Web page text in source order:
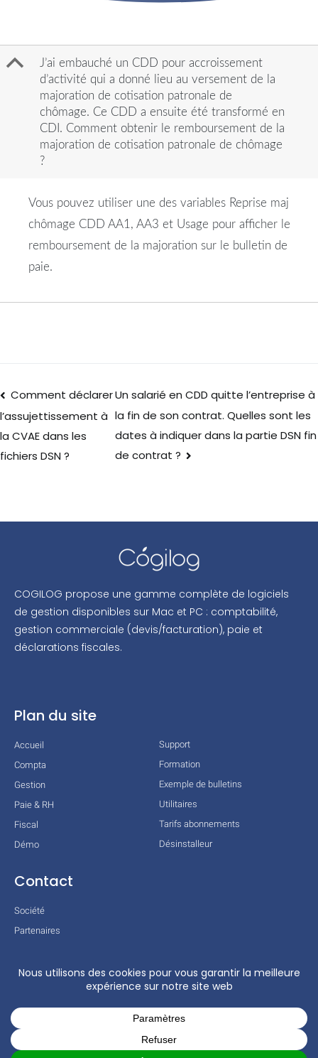
B
J’ai embauché un CDD pour accroissement
d’activité qui a donné lieu au versement de la
majoration de cotisation patronale de
chômage. Ce CDD a ensuite été transformé en
CDI. Comment obtenir le remboursement de la
majoration de cotisation patronale de chômage
?
Vous pouvez utiliser une des variables Reprise maj
chômage CDD AA1, AA3 et Usage pour afficher le
remboursement de la majoration sur le bulletin de
paie.
Comment déclarer
l’assujettissement à
la CVAE dans les
fichiers DSN ?
Un salarié en CDD quitte l’entreprise à
la fin de son contrat. Quelles sont les
dates à indiquer dans la partie DSN fin
de contrat ?
COGILOG propose une gamme complète de logiciels
de gestion disponibles sur Mac et PC : comptabilité,
gestion commerciale (devis/facturation), paie et
déclarations fiscales.
Plan du site
Accueil
Compta
Gestion
Paie & RH
Fiscal
Démo
Support
Formation
Exemple de bulletins
Utilitaires
Tarifs abonnements
Désinstalleur
Contact
Société
Partenaires
Mentions légales
Conditions générales
Actualités
COPYRIGHT © 2026 TOUS DROITS RÉSERVÉS – COGILOG – 3 RUE DES